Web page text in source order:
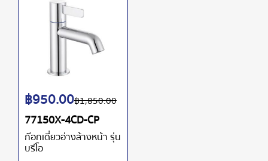
77150X-4CD-CP
ก๊อกเดี่ยวอ่างล้างหน้า รุ่น
บรีโอ
฿1,850.00
฿950.00